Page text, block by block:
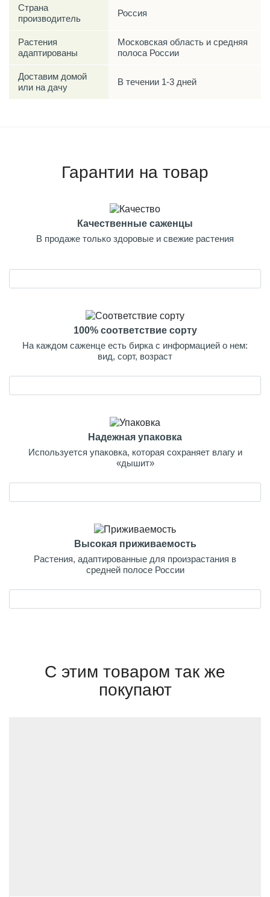
Страна
производитель
Россия
Растения
адаптированы
Московская область и средняя
полоса России
Доставим домой
или на дачу
В течении 1-3 дней
Гарантии на товар
Качественные саженцы
В продаже только здоровые и свежие растения
100% соответствие сорту
На каждом саженце есть бирка с информацией о нем:
вид, сорт, возраст
Надежная упаковка
Используется упаковка, которая сохраняет влагу и
«дышит»
Высокая приживаемость
Растения, адаптированные для произрастания в
средней полосе России
С этим товаром так же
покупают